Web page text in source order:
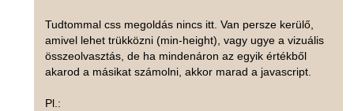
Tudtommal css megoldás nincs itt. Van persze kerülő,
amivel lehet trükközni (min-height), vagy ugye a vizuális
összeolvasztás, de ha mindenáron az egyik értékből
akarod a másikat számolni, akkor marad a javascript.
Pl.: